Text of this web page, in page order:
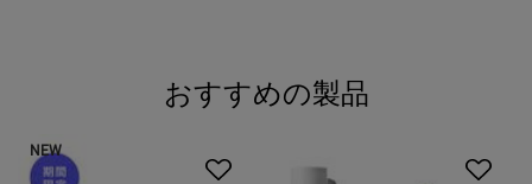
おすすめの製品
NEW